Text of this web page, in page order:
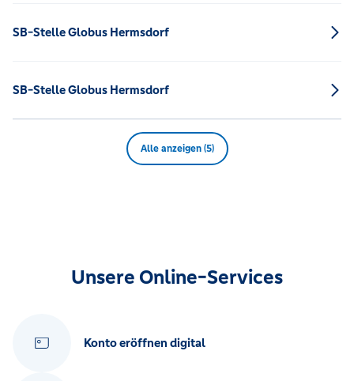
SB-Stelle Globus Hermsdorf
SB-Stelle Globus Hermsdorf
Alle anzeigen (5)
Unsere Online-Services
Konto eröffnen digital